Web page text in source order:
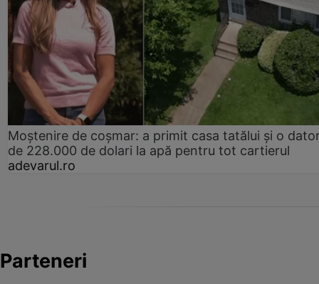
Moștenire de coșmar: a primit casa tatălui și o
de 228.000 de dolari la apă pentru tot cartierul
adevarul.ro
Parteneri